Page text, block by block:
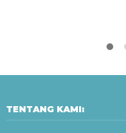
TENTANG KAMI: